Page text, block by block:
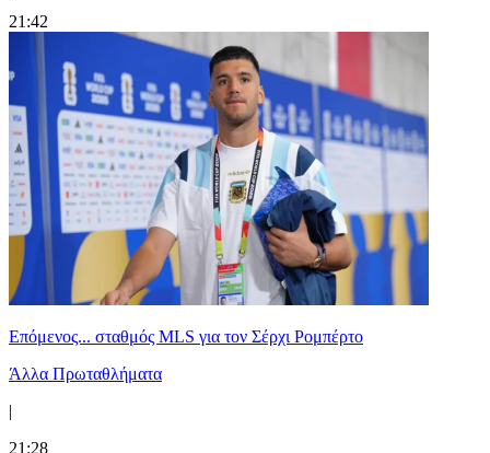
21:42
Επόμενος... σταθμός MLS για τον Σέρχι Ρομπέρτο
Άλλα Πρωταθλήματα
|
21:28